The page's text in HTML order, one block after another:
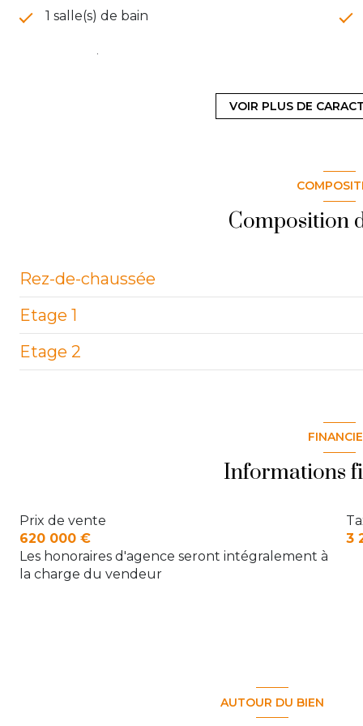
1 salle(s) de bain
construit en 1920
Chauffage individuel : radiateur (gaz)
VOIR PLUS DE
Composition
Rez-de-chaussée
entrée
Salon
Etage 1
Palier
Etage 2
Informations
Prix de vente
620 000 €
Les honoraires d'agence seront intégralement à
la charge du vendeur
3
AUTOUR DU BIEN